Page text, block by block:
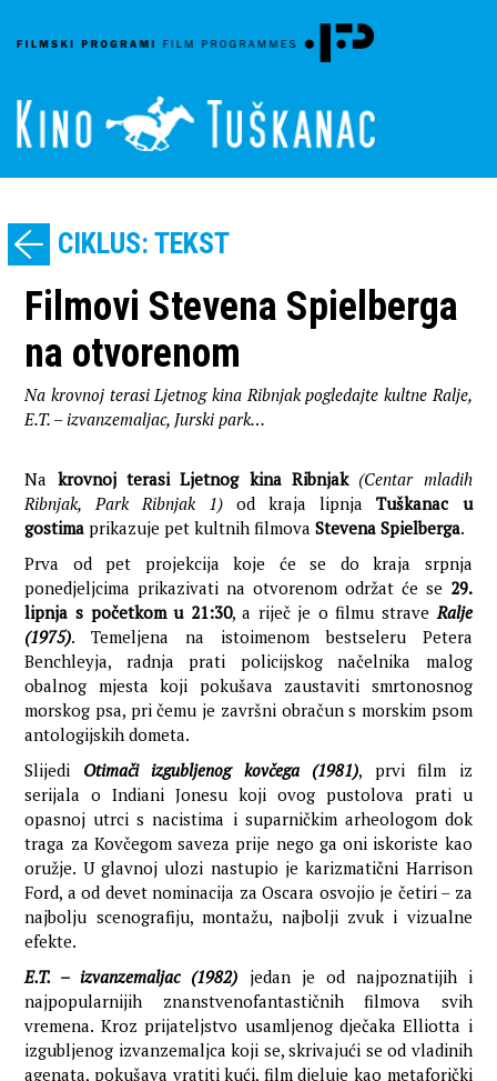
CIKLUS: TEKST
Filmovi Stevena Spielberga
na otvorenom
Na krovnoj terasi Ljetnog kina Ribnjak pogledajte kultne Ralje,
E.T. – izvanzemaljac, Jurski park…
Na krovnoj terasi Ljetnog kina Ribnjak (Centar mladih
Ribnjak, Park Ribnjak 1) od kraja lipnjaTuškanac u
gostima prikazuje pet kultnih filmovaStevena Spielberga.
Prva od pet projekcija koje će se do kraja srpnja
ponedjeljcima prikazivati na otvorenom održat će se 29.
lipnja s početkom u 21:30, a riječ je o filmu straveRalje
(1975). Temeljena na istoimenom bestseleru Petera
Benchleyja, radnja prati policijskog načelnika malog
obalnog mjesta koji pokušava zaustaviti smrtonosnog
morskog psa, pri čemu je završni obračun s morskim psom
antologijskih dometa.
Slijedi Otimači izgubljenog kovčega (1981), prvi film iz
serijala o Indiani Jonesu koji ovog pustolova prati u
opasnoj utrci s nacistima i suparničkim arheologom dok
traga za Kovčegom saveza prije nego ga oni iskoriste kao
oružje. U glavnoj ulozi nastupio je karizmatični Harrison
Ford, a od devet nominacija za Oscara osvojio je četiri – za
najbolju scenografiju, montažu, najbolji zvuk i vizualne
efekte.
E.T. – izvanzemaljac (1982) jedan je od najpoznatijih i
najpopularnijih znanstvenofantastičnih filmova svih
vremena. Kroz prijateljstvo usamljenog dječaka Elliotta i
izgubljenog izvanzemaljca koji se, skrivajući se od vladinih
agenata, pokušava vratiti kući, film djeluje kao metaforički